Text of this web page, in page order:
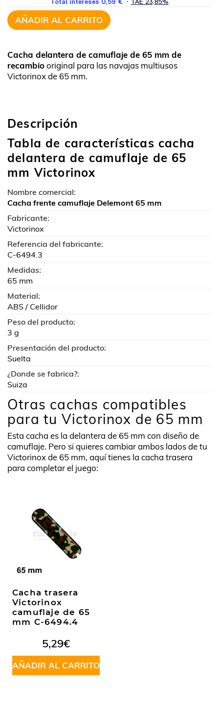
AÑADIR AL CARRITO
Cacha delantera de camuflaje de 65 mm de
recambiooriginal para las navajas multiusos
Victorinox de 65 mm.
Descripción
Tabla de características cacha
delantera de camuflaje de 65
mm Victorinox
Nombre comercial:
Cacha frente camuflaje Delemont 65 mm
Fabricante:
Victorinox
Referencia del fabricante:
C-6494.3
Medidas:
65 mm
Material:
ABS / Cellidor
Peso del producto:
3 g
Presentación del producto:
Suelta
¿Donde se fabrica?:
Suiza
Otras cachas compatibles
para tu Victorinox de 65 mm
Esta cacha es la delantera de 65 mm con diseño de
camuflaje. Pero si quieres cambiar ambos lados de tu
Victorinox de 65 mm, aquí tienes la cacha trasera
para completar el juego:
Cacha trasera
Victorinox
camuflaje de 65
mm C-6494.4
5,29€
AÑADIR AL CARRITO